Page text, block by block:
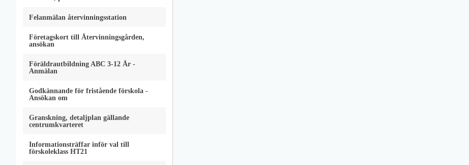
Felanmälan återvinningsstation
Företagskort till Återvinningsgården,
ansökan
Föräldrautbildning ABC 3-12 År -
Anmälan
Godkännande för fristående förskola -
Ansökan om
Granskning, detaljplan gällande
centrumkvarteret
Informationsträffar inför val till
förskoleklass HT21